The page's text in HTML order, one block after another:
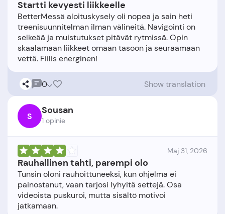
Startti kevyesti liikkeelle
BetterMessä aloituskysely oli nopea ja sain heti
treenisuunnitelman ilman välineitä. Navigointi on
selkeää ja muistutukset pitävät rytmissä. Opin
skaalamaan liikkeet omaan tasoon ja seuraamaan
0 Show translation
S Sousan
1 opinie
Maj 31, 2026
Rauhallinen tahti, parempi olo
Tunsin oloni rauhoittuneeksi, kun ohjelma ei
painostanut, vaan tarjosi lyhyitä settejä. Osa
videoista puskuroi, mutta sisältö motivoi